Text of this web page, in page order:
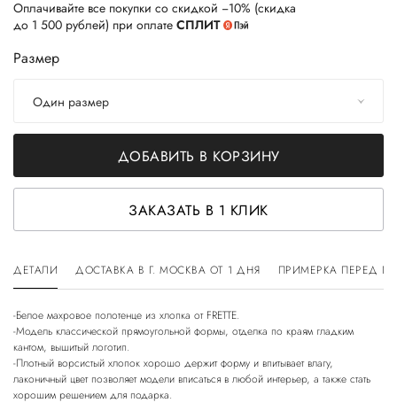
Оплачивайте все покупки со скидкой −10% (скидка
до 1 500 рублей) при оплате СПЛИТ
Размер
Один размер
ДОБАВИТЬ В КОРЗИНУ
ЗАКАЗАТЬ В 1 КЛИК
ДЕТАЛИ ДОСТАВКА В Г. МОСКВА ОТ 1 ДНЯ ПРИМЕРКА ПЕРЕД
-Белое махровое полотенце из хлопка от FRETTE.
-Модель классической прямоугольной формы, отделка по краям гладким
кантом, вышитый логотип.
-Плотный ворсистый хлопок хорошо держит форму и впитывает влагу,
лаконичный цвет позволяет модели вписаться в любой интерьер, а также стать
хорошим решением для подарка.